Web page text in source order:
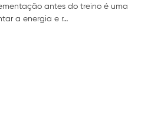
antes do treino é uma
a energia e r…